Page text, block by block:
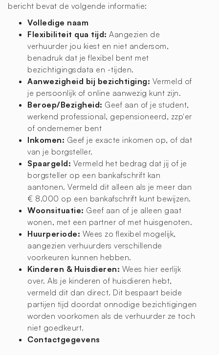
bericht bevat de volgende informatie:
Volledige naam
Flexibiliteit qua tijd: Aangezien de
verhuurder jou kiest en niet andersom,
benadruk dat je flexibel bent met
bezichtigingsdata en -tijden.
Aanwezigheid bij bezichtiging: Vermeld of
je persoonlijk of online aanwezig kunt zijn.
Beroep/Bezigheid: Geef aan of je student,
werkend professional, gepensioneerd, zzp'er
of ondernemer bent
Inkomen: Geef je exacte inkomen op, of dat
van je borgsteller.
Spaargeld: Vermeld het bedrag dat jij of je
borgsteller op een bankafschrift kan
aantonen. Vermeld dit alleen als je meer dan
€ 8.000 op een bankafschrift kunt bewijzen.
Woonsituatie: Geef aan of je alleen gaat
wonen, met een partner of met huisgenoten.
Huurperiode: Wees zo flexibel mogelijk,
aangezien verhuurders verschillende
voorkeuren kunnen hebben.
Kinderen & Huisdieren: Wees hier eerlijk
over. Als je kinderen of huisdieren hebt,
vermeld dit dan direct. Dit bespaart beide
partijen tijd doordat onnodige bezichtigingen
worden voorkomen als de verhuurder ze toch
niet goedkeurt.
Contactgegevens